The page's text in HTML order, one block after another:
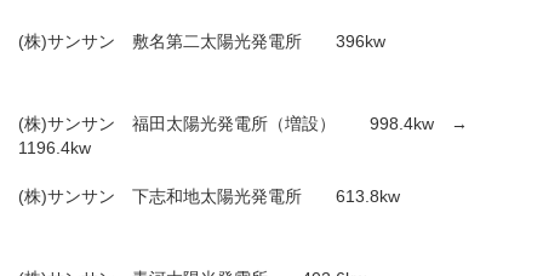
(株)サンサン 敷名第二太陽光発電所 396kw
(株)サンサン 福田太陽光発電所（増設） 998.4kw →
1196.4kw
(株)サンサン 下志和地太陽光発電所 613.8kw